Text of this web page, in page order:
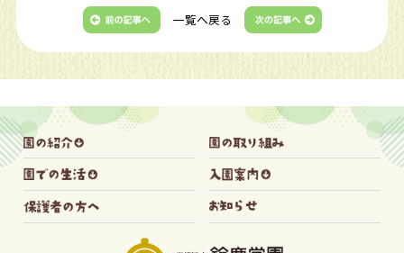
一覧へ戻る